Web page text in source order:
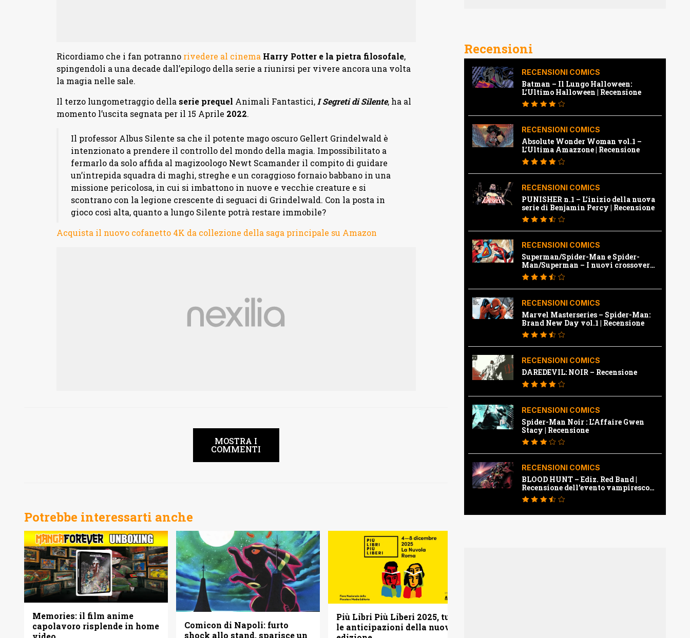
Ricordiamo che i fan potranno rivedere al cinema Harry Potter e la pietra filosofale,
spingendoli a una decade dall’epilogo della serie a riunirsi per vivere ancora una volta
la magia nelle sale.
Il terzo lungometraggio della serie prequel Animali Fantastici,I Segreti di Silente, ha al
momento l’uscita segnata per il 15 Aprile 2022.
Il professor Albus Silente sa che il potente mago oscuro Gellert Grindelwald è
intenzionato a prendere il controllo del mondo della magia. Impossibilitato a
fermarlo da solo affida al magizoologo Newt Scamander il compito di guidare
un’intrepida squadra di maghi, streghe e un coraggioso fornaio babbano in una
missione pericolosa, in cui si imbattono in nuove e vecchie creature e si
scontrano con la legione crescente di seguaci di Grindelwald. Con la posta in
gioco così alta, quanto a lungo Silente potrà restare immobile?
Acquista il nuovo cofanetto 4K da collezione della saga principale su Amazon
MOSTRA I
COMMENTI
Potrebbe interessarti anche
Memories: il film anime
capolavoro risplende in home
Comicon di Napoli: furto
shock allo stand, sparisce un
Più Libri Più Liberi 2025, tutte
le anticipazioni della nuova
Recensioni
RECENSIONI COMICS
Batman – Il Lungo Halloween:
L’Ultimo Halloween | Recensione
RECENSIONI COMICS
Absolute Wonder Woman vol.1 –
L’Ultima Amazzone | Recensione
RECENSIONI COMICS
PUNISHER n.1 – L’inizio della nuova
serie di Benjamin Percy | Recensione
RECENSIONI COMICS
Superman/Spider-Man e Spider-
Man/Superman – I nuovi crossover
Marvel e Dc | Recensione
RECENSIONI COMICS
Marvel Masterseries – Spider-Man:
Brand New Day vol.1 | Recensione
RECENSIONI COMICS
DAREDEVIL: NOIR – Recensione
RECENSIONI COMICS
Spider-Man Noir : L’Affaire Gwen
Stacy | Recensione
RECENSIONI COMICS
BLOOD HUNT – Ediz. Red Band |
Recensione dell’evento vampiresco
della Marvel